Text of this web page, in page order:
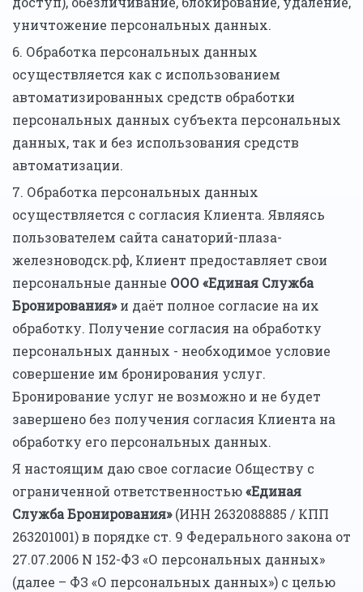
уничтожение персональных данных.
6. Обработка персональных данных
осуществляется как с использованием
автоматизированных средств обработки
персональных данных субъекта персональных
данных, так и без использования средств
автоматизации.
7. Обработка персональных данных
осуществляется с согласия Клиента. Являясь
пользователем сайта санаторий-плаза-
железноводск.рф, Клиент предоставляет свои
персональные данные ООО «Единая Служба
Бронирования»и даёт полное согласие на их
обработку. Получение согласия на обработку
персональных данных - необходимое условие
совершение им бронирования услуг.
Бронирование услуг не возможно и не будет
завершено без получения согласия Клиента на
обработку его персональных данных.
Я настоящим даю свое согласие Обществу с
ограниченной ответственностью«Единая
Служба Бронирования»(ИНН 2632088885 / КПП
263201001) в порядке ст. 9 Федерального закона от
27.07.2006 N 152-ФЗ «О персональных данных»
(далее – ФЗ «О персональных данных») с целью